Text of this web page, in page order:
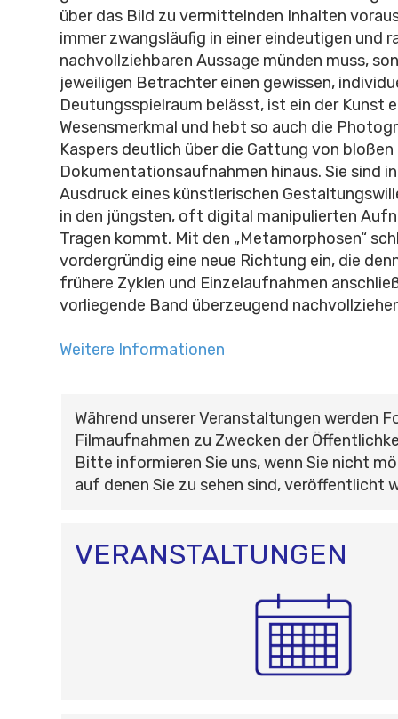
über das Bild zu vermittelnden Inhalten
immer zwangsläufig in einer eindeutigen und
nachvollziehbaren Aussage münden muss,
jeweiligen Betrachter einen gewissen,
Deutungsspielraum belässt, ist ein der Kunst
Wesensmerkmal und hebt so auch die
Kaspers deutlich über die Gattung von
Dokumentationsaufnahmen hinaus. Sie sind
Ausdruck eines künstlerischen
in den jüngsten, oft digital manipulierten
Tragen kommt. Mit den „Metamorphosen“
vordergründig eine neue Richtung ein, die
frühere Zyklen und Einzelaufnahmen
vorliegende Band überzeugend
Weitere Informationen
Während unserer Veranstaltungen werden
Filmaufnahmen zu Zwecken der
Bitte informieren Sie uns, wenn Sie nicht
auf denen Sie zu sehen sind, veröffentlicht
VERANSTALTUNGEN